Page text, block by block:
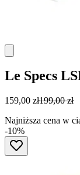
Le Specs
159,00 zł199,00 zł
Najniższa cena w
-10%